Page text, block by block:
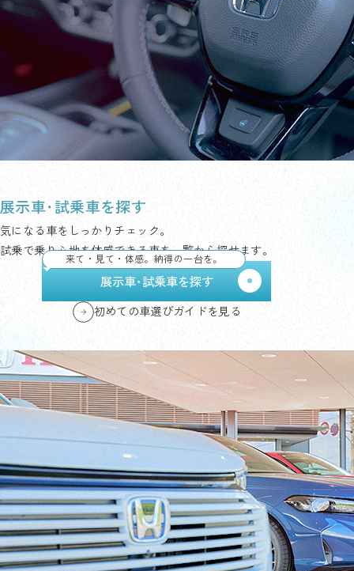
展示車･試乗車を探す
気になる車をしっかりチェック。
試乗で乗り心地を体感できる車を一覧から探せます。
来て・見て・体感。納得の一台を。
展示車･試乗車を探す
初めての車選びガイドを見る